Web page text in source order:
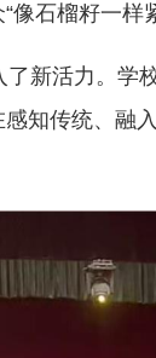
石榴籽一样
新活力。学
知传统、融